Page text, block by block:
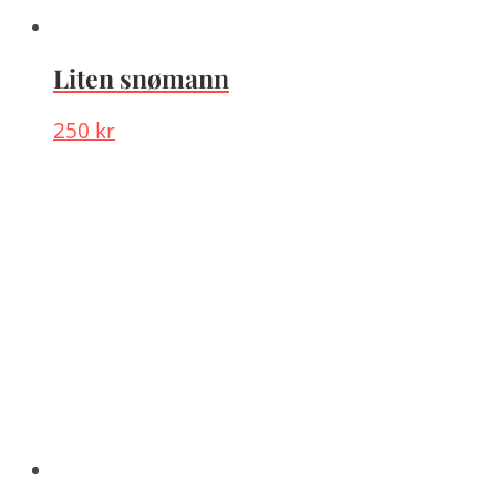
Liten snømann
250 kr